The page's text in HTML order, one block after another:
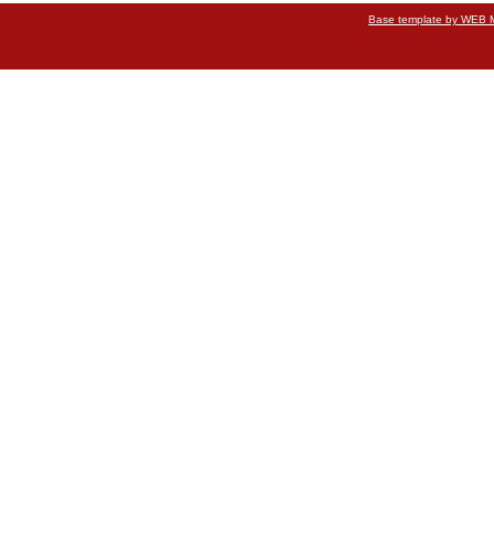
Base template by WEB